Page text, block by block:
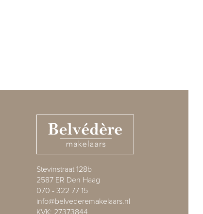
Stevinstraat 128b
2587 ER Den Haag
070 - 322 77 15
info@belvederemakelaars.nl
KVK: 27373844